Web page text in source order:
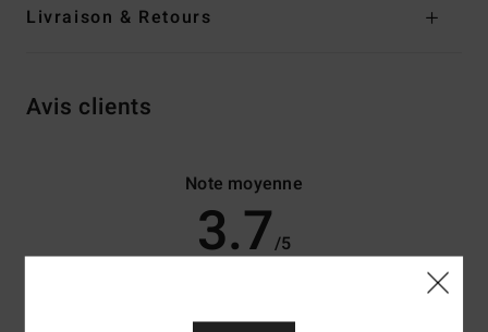
Livraison & Retours
Avis clients
Note moyenne
3.7/5